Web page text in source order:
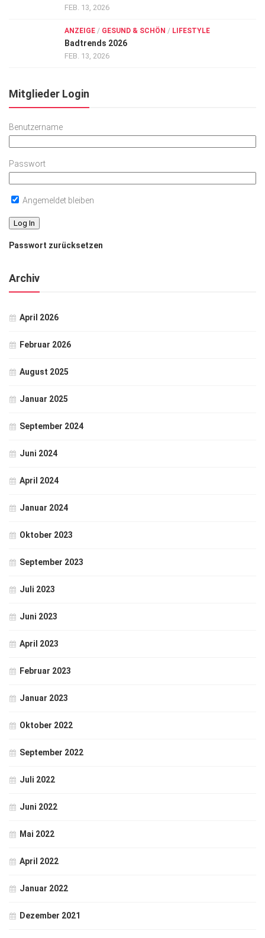
FEB. 13, 2026
ANZEIGE / GESUND & SCHÖN / LIFESTYLE
Badtrends 2026
FEB. 13, 2026
Mitglieder Login
Benutzername
Passwort
Angemeldet bleiben
Passwort zurücksetzen
Archiv
April 2026
Februar 2026
August 2025
Januar 2025
September 2024
Juni 2024
April 2024
Januar 2024
Oktober 2023
September 2023
Juli 2023
Juni 2023
April 2023
Februar 2023
Januar 2023
Oktober 2022
September 2022
Juli 2022
Juni 2022
Mai 2022
April 2022
Januar 2022
Dezember 2021